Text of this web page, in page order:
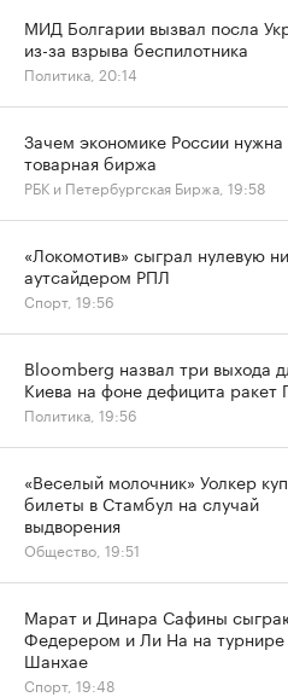
МИД Болгарии вызвал посла
из-за взрыва беспилотника
Политика, 20:14
Зачем экономике России нужна
товарная биржа
РБК и Петербургская Биржа, 19:58
«Локомотив» сыграл нулевую
аутсайдером РПЛ
Спорт, 19:56
Bloomberg назвал три выхода
Киева на фоне дефицита
Политика, 19:56
«Веселый молочник» Уолкер
билеты в Стамбул на случай
выдворения
Общество, 19:51
Марат и Динара Сафины
Федерером и Ли На на турнире
Шанхае
Спорт, 19:48